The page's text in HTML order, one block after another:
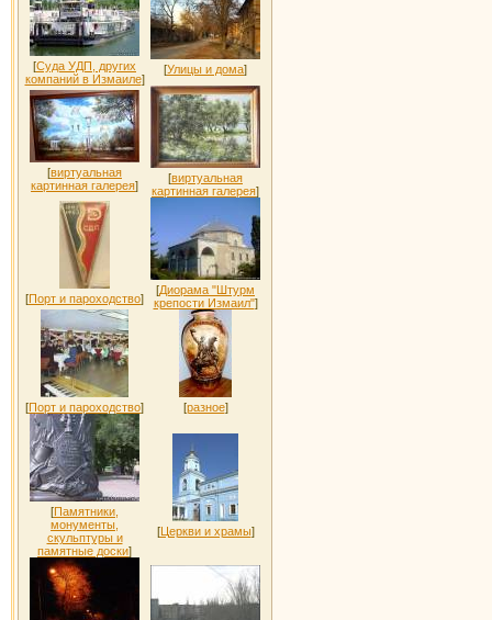
[Суда УДП, других
компаний в Измаиле]
[Улицы и дома]
[виртуальная
картинная галерея]
[виртуальная
картинная галерея]
[Порт и пароходство]
[Диорама "Штурм
крепости Измаил"]
[Порт и пароходство] [разное]
[Памятники,
монументы,
скульптуры и
памятные доски]
[Церкви и храмы]